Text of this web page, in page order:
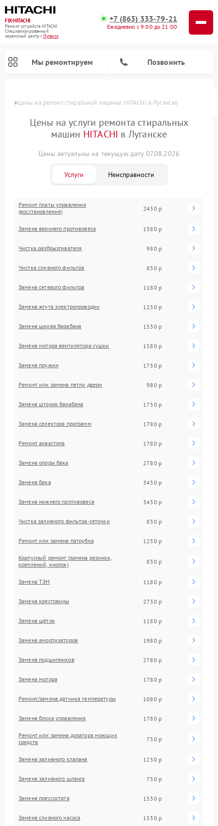
FIX-HITACHI
Ремонт устройств HITACHI
Специализированный
cервисный центр г.Луганск
+7 (863) 333-79-21
Ежедневно с 9:00 до 21:00
Мы ремонтируем Позвонить
Цены на ремонт стиральной машины HITACHI в Луганске
Цены на услуги ремонта стиральных
машин HITACHI в Луганске
Цены актуальны на текущую дату 07.08.2026
Услуги Неисправности
Ремонт платы управления
(восстановление)
2430 р
Замена верхнего противовеса 1580 р
Чистка разбрызгивателя 980 р
Чистка сливного фильтра 830 р
Замена сетевого фильтра 1180 р
Замена жгута электропроводки 1230 р
Замена шкива барабана 1530 р
Замена мотора вентилятора сушки 1580 р
Замена пружин 1730 р
Ремонт или замена петли двери 980 р
Замена шторок барабана 1730 р
Замена селектора программ 1780 р
Ремонт аквастопа 1780 р
Замена опоры бака 2780 р
Замена бака 3430 р
Замена нижнего противовеса 3430 р
Чистка заливного фильтра-сеточки 830 р
Ремонт или замена патрубка 1230 р
Корпусный ремонт (замена резинок,
креплений, кнопок)
830 р
Замена ТЭН 1180 р
Замена крестовины 2730 р
Замена щёток 1180 р
Замена амортизаторов 1980 р
Замена подшипников 2780 р
Замена мотора 1780 р
Ремонт/замена датчика температуры 1080 р
Замена блока управления 1780 р
Ремонт или замена дозатора моющих
средств
730 р
Замена заливного клапана 1230 р
Замена заливного шланга 730 р
Замена прессостата 1530 р
Замена сливного насоса 1530 р